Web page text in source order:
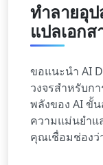
ทำลายอุ
แปลเอก
ขอแนะนำ AI
วงจรสำหรับก
พลังของ AI ขั้น
ความแม่นยำแ
คุณเชื่อมช่องว่